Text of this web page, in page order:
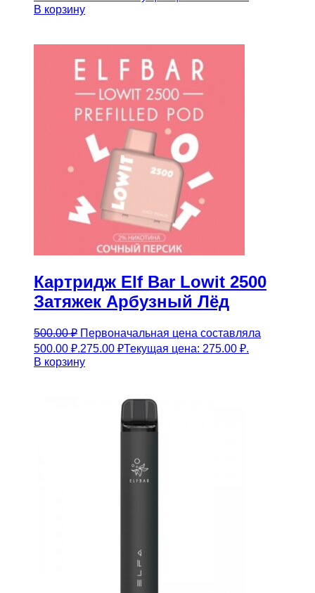
В корзину
Картридж Elf Bar Lowit 2500
Затяжек Арбузный Лёд
500.00₽ Первоначальная цена составляла
500.00 ₽.275.00 ₽Текущая цена: 275.00 ₽.
В корзину